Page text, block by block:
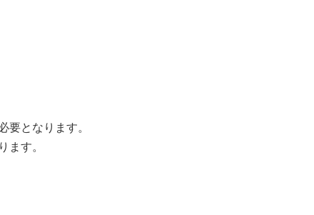
となります。
す。